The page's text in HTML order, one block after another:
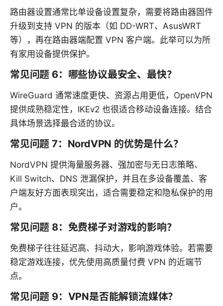
路由器设置通常比单设备设置复杂，需要将路由器固件
升级到支持 VPN 的版本（如 DD-WRT、AsusWRT
等），再在路由器端配置 VPN 客户端。此举可以为所
有家用设备提供保护。
常见问题 6：哪些协议最安全、最快？
WireGuard 通常速度更快、资源占用更低，OpenVPN
提供成熟稳定性，IKEv2 也很适合移动设备连接。结合
具体场景选择最合适的协议。
常见问题 7：NordVPN 的优势是什么？
NordVPN 提供海量服务器、强加密与无日志策略、
Kill Switch、DNS 泄漏保护，并且在多设备覆盖、客
户端友好方面表现突出，适合需要稳定和隐私保护的用
户。
常见问题 8：免费梯子对游戏的影响？
免费梯子往往延迟高、抖动大，影响游戏体验。若需要
稳定游戏连接，优先使用高质量付费 VPN 的近端节
点。
常见问题 9：VPN是否能解锁流媒体？